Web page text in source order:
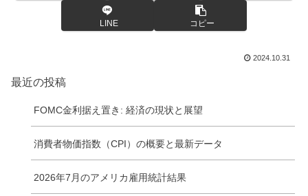
LINE コピー
2024.10.31
最近の投稿
FOMC金利据え置き: 経済の現状と展望
消費者物価指数（CPI）の概要と最新データ
2026年7月のアメリカ雇用統計結果